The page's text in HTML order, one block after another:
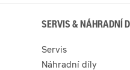
SERVIS & NÁHRADNÍ
Servis
Náhradní díly